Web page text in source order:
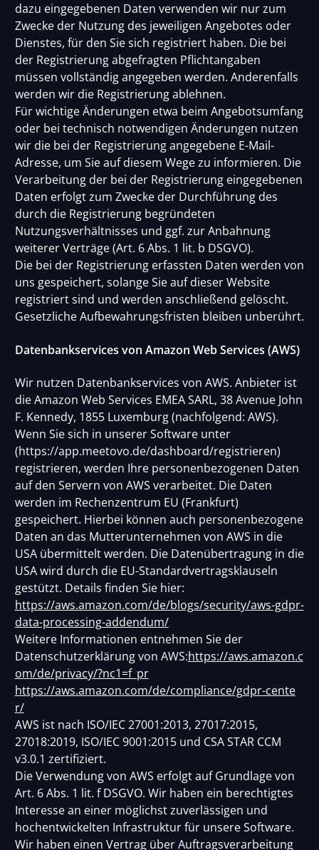
dazu eingegebenen Daten verwenden wir nur zum
Zwecke der Nutzung des jeweiligen Angebotes oder
Dienstes, für den Sie sich registriert haben. Die bei
der Registrierung abgefragten Pflichtangaben
müssen vollständig angegeben werden. Anderenfalls
werden wir die Registrierung ablehnen.
Für wichtige Änderungen etwa beim Angebotsumfang
oder bei technisch notwendigen Änderungen nutzen
wir die bei der Registrierung angegebene E-Mail-
Adresse, um Sie auf diesem Wege zu informieren. Die
Verarbeitung der bei der Registrierung eingegebenen
Daten erfolgt zum Zwecke der Durchführung des
durch die Registrierung begründeten
Nutzungsverhältnisses und ggf. zur Anbahnung
weiterer Verträge (Art. 6 Abs. 1 lit. b DSGVO).
Die bei der Registrierung erfassten Daten werden von
uns gespeichert, solange Sie auf dieser Website
registriert sind und werden anschließend gelöscht.
Gesetzliche Aufbewahrungsfristen bleiben unberührt.
Datenbankservices von Amazon Web Services (AWS)
Wir nutzen Datenbankservices von AWS. Anbieter ist
die Amazon Web Services EMEA SARL, 38 Avenue John
F. Kennedy, 1855 Luxemburg (nachfolgend: AWS).
Wenn Sie sich in unserer Software unter
(https://app.meetovo.de/dashboard/registrieren)
registrieren, werden Ihre personenbezogenen Daten
auf den Servern von AWS verarbeitet. Die Daten
werden im Rechenzentrum EU (Frankfurt)
gespeichert. Hierbei können auch personenbezogene
Daten an das Mutterunternehmen von AWS in die
USA übermittelt werden. Die Datenübertragung in die
USA wird durch die EU-Standardvertragsklauseln
gestützt. Details finden Sie hier:
https://aws.amazon.com/de/blogs/security/aws-gdpr-
data-processing-addendum/
Weitere Informationen entnehmen Sie der
Datenschutzerklärung von AWS:https://aws.amazon.c
om/de/privacy/?nc1=f_pr
https://aws.amazon.com/de/compliance/gdpr-cente
r/
AWS ist nach ISO/IEC 27001:2013, 27017:2015,
27018:2019, ISO/IEC 9001:2015 und CSA STAR CCM
v3.0.1 zertifiziert.
Die Verwendung von AWS erfolgt auf Grundlage von
Art. 6 Abs. 1 lit. f DSGVO. Wir haben ein berechtigtes
Interesse an einer möglichst zuverlässigen und
hochentwickelten Infrastruktur für unsere Software.
Wir haben einen Vertrag über Auftragsverarbeitung